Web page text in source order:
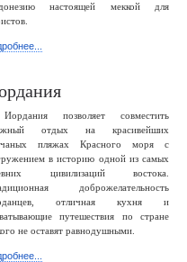
настоящей меккой для
Иордания позволяет совместить
отдых на красивейших
пляжах Красного моря с
в историю одной из самых
цивилизаций востока.
доброжелательность
отличная кухня и
путешествия по стране
не оставят равнодушными.